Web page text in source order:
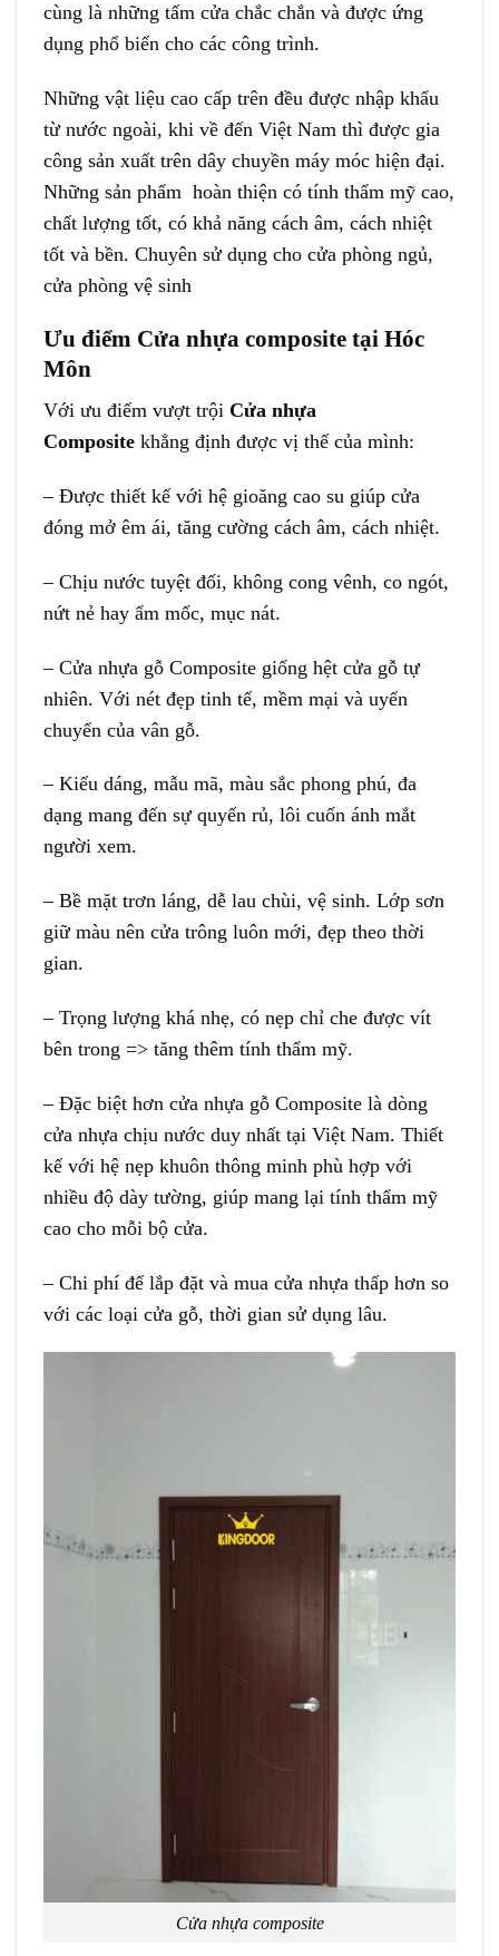
cùng là những tấm cửa chắc chắn và được ứng
dụng phổ biến cho các công trình.
Những vật liệu cao cấp trên đều được nhập khẩu
từ nước ngoài, khi về đến Việt Nam thì được gia
công sản xuất trên dây chuyền máy móc hiện đại.
Những sản phẩm hoàn thiện có tính thẩm mỹ cao,
chất lượng tốt, có khả năng cách âm, cách nhiệt
tốt và bền. Chuyên sử dụng cho cửa phòng ngủ,
cửa phòng vệ sinh
Ưu điểm Cửa nhựa composite tại Hóc
Môn
Với ưu điểm vượt trội Cửa nhựa
Composite khẳng định được vị thế của mình:
– Được thiết kế với hệ gioăng cao su giúp cửa
đóng mở êm ái, tăng cường cách âm, cách nhiệt.
– Chịu nước tuyệt đối, không cong vênh, co ngót,
nứt nẻ hay ẩm mốc, mục nát.
– Cửa nhựa gỗ Composite giống hệt cửa gỗ tự
nhiên. Với nét đẹp tinh tế, mềm mại và uyển
chuyển của vân gỗ.
– Kiểu dáng, mẫu mã, màu sắc phong phú, đa
dạng mang đến sự quyến rủ, lôi cuốn ánh mắt
người xem.
– Bề mặt trơn láng, dễ lau chùi, vệ sinh. Lớp sơn
giữ màu nên cửa trông luôn mới, đẹp theo thời
gian.
– Trọng lượng khá nhẹ, có nẹp chỉ che được vít
bên trong => tăng thêm tính thẩm mỹ.
– Đặc biệt hơn cửa nhựa gỗ Composite là dòng
cửa nhựa chịu nước duy nhất tại Việt Nam. Thiết
kế với hệ nẹp khuôn thông minh phù hợp với
nhiều độ dày tường, giúp mang lại tính thẩm mỹ
cao cho mỗi bộ cửa.
– Chi phí để lắp đặt và mua cửa nhựa thấp hơn so
với các loại cửa gỗ, thời gian sử dụng lâu.
Cửa nhựa composite